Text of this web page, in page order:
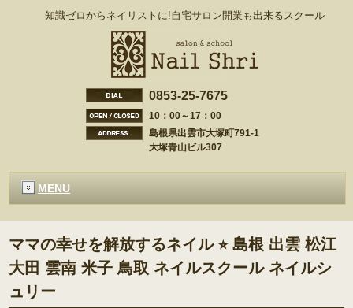
知識ゼロからネイリストに!自宅サロン開業も出来るスクール
0853-25-7675
10：00～17：00
島根県出雲市大塚町791-1
大塚青山ビル307
MENU
ママの幸せを解放するネイル ⭐︎ 島根 出雲 松江
大田 雲南 米子 鳥取 ネイルスクール ネイルシ
ュリー